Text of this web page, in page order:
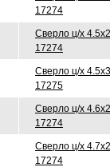
17274
Сверло ц/х
17274
Сверло ц/х
17275
Сверло ц/х
17274
Сверло ц/х
17274